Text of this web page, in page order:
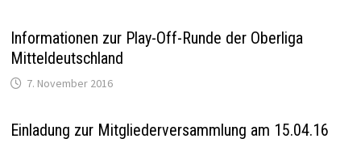
Informationen zur Play-Off-Runde der Oberliga
Mitteldeutschland
7. November 2016
Einladung zur Mitgliederversammlung am 15.04.16